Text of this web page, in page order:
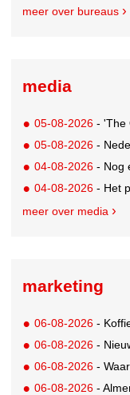
meer over bureaus
media
05-08-2026 - 'The
05-08-2026 -
04-08-2026 - Nog
04-08-2026 - Het
meer over media
marketing
06-08-2026 -
06-08-2026 - Nieuwe
06-08-2026 -
06-08-2026 -